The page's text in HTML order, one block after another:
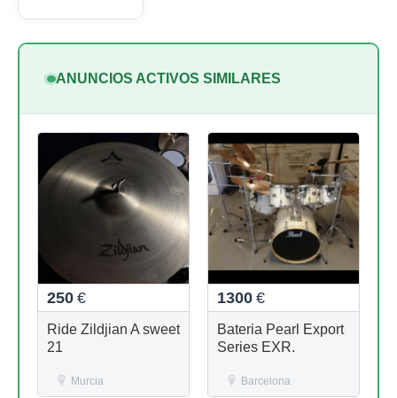
ANUNCIOS ACTIVOS SIMILARES
250 €
Ride Zildjian A sweet
21
Murcia
1300 €
Bateria Pearl Export
Series EXR.
Barcelona